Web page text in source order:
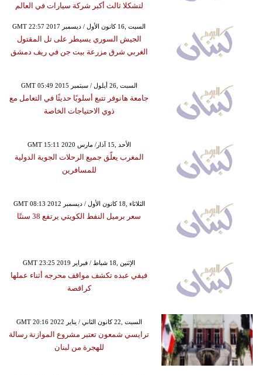
لتشكلا ثالث أكبر شركة سيارات في العالم
GMT 22:57 2017 السبت ,16 كانون الأول / ديسمبر
الجيش السوري يسيطر على تل المقتول
الغربي شرق مزرعة بيت جن في ريف دمشق
GMT 05:49 2015 السبت ,26 أيلول / سبتمبر
جامعة هانوفر تتبع أسلوبًا حديثًا في التعامل مع
ذوي الاحتياجات الخاصة
GMT 15:11 2020 الأحد ,15 آذار/ مارس
المغرب يعلّق جميع الرحلات الجوية الدولية
للمسافرين
GMT 08:13 2012 الثلاثاء ,18 كانون الأول / ديسمبر
سعر برميل النفط الكويتي يرتفع 38 سنتًا
GMT 23:25 2019 الإثنين ,18 شباط / فبراير
فيفي عبده تكشف مواقف محرجه أثناء عملها
كراقصة
GMT 20:16 2022 السبت ,22 كانون الثاني / يناير
ترايسي شمعون تعتبر مشروع الموازنة رسالة
للهجرة من لبنان